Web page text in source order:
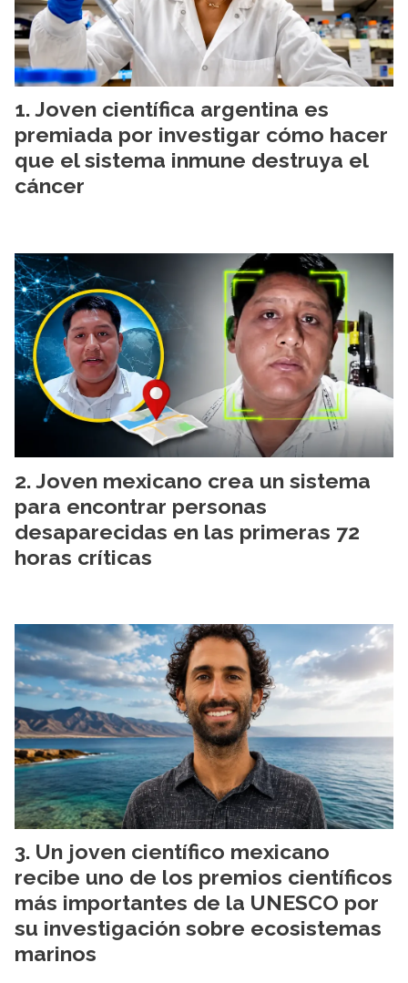
Joven científica argentina es
premiada por investigar cómo hacer
que el sistema inmune destruya el
cáncer
Joven mexicano crea un sistema
para encontrar personas
desaparecidas en las primeras 72
horas críticas
Un joven científico mexicano
recibe uno de los premios científicos
más importantes de la UNESCO por
su investigación sobre ecosistemas
marinos